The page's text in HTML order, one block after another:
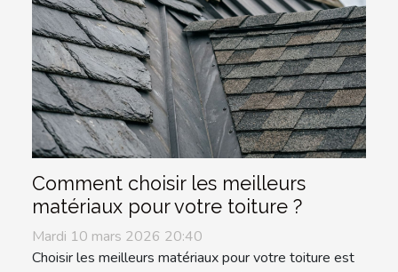
Comment choisir les meilleurs
matériaux pour votre toiture ?
Mardi 10 mars 2026 20:40
Choisir les meilleurs matériaux pour votre toiture est